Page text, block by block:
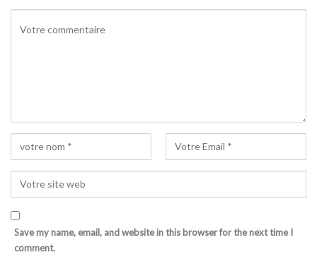
Save my name, email, and website in this browser for the next time I
comment.